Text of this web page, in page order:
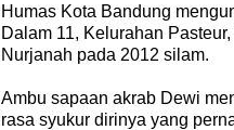
Humas Kota Bandung
Dalam 11, Kelurahan
Nurjanah pada 2012 silam.
Ambu sapaan akrab Dewi
rasa syukur dirinya yang